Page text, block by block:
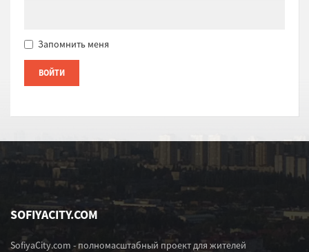
Запомнить меня
SOFIYACITY.COM
SofiyaCity.com - полномасштабный проект для жителей